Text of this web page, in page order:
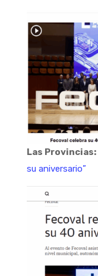
Las Provincias:
su aniversario”